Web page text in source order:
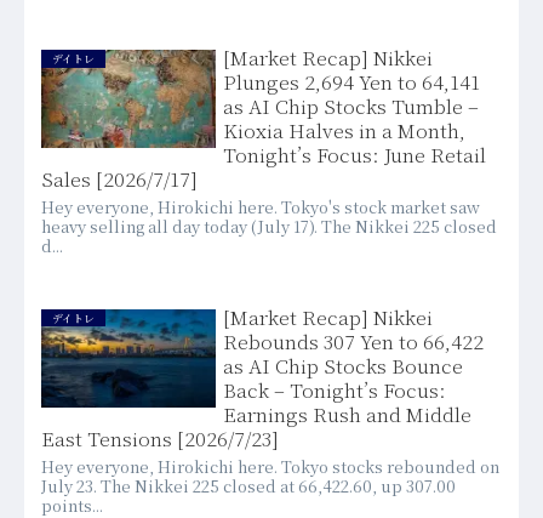
デイトレ
[Market Recap] Nikkei
Plunges 2,694 Yen to 64,141
as AI Chip Stocks Tumble –
Kioxia Halves in a Month,
Tonight’s Focus: June Retail
Sales [2026/7/17]
Hey everyone, Hirokichi here. Tokyo's stock market saw
heavy selling all day today (July 17). The Nikkei 225 closed
d...
デイトレ
[Market Recap] Nikkei
Rebounds 307 Yen to 66,422
as AI Chip Stocks Bounce
Back – Tonight’s Focus:
Earnings Rush and Middle
East Tensions [2026/7/23]
Hey everyone, Hirokichi here. Tokyo stocks rebounded on
July 23. The Nikkei 225 closed at 66,422.60, up 307.00
points...